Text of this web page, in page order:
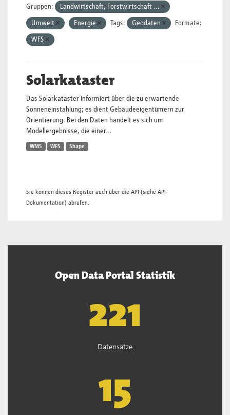
Gruppen: Landwirtschaft, Forstwirtschaft ...
Umwelt Energie Tags: Geodaten Formate:
WFS
Solarkataster
Das Solarkataster informiert über die zu erwartende
Sonneneinstahlung; es dient Gebäudeeigentümern zur
Orientierung. Bei den Daten handelt es sich um
Modellergebnisse, die einer...
WMS WFS Shape
Sie können dieses Register auch über die API (siehe API-
Dokumentation) abrufen.
Open Data Portal Statistik
222
Datensätze
15